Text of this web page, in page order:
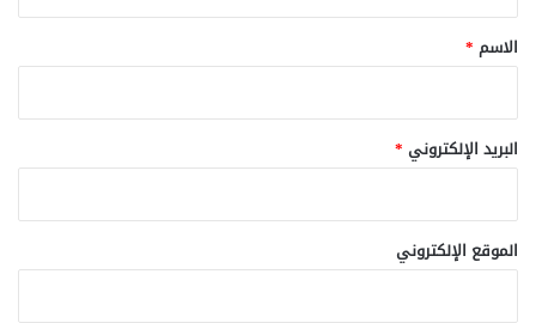
*
الاسم *
البريد الإلكتروني *
الموقع الإلكتروني